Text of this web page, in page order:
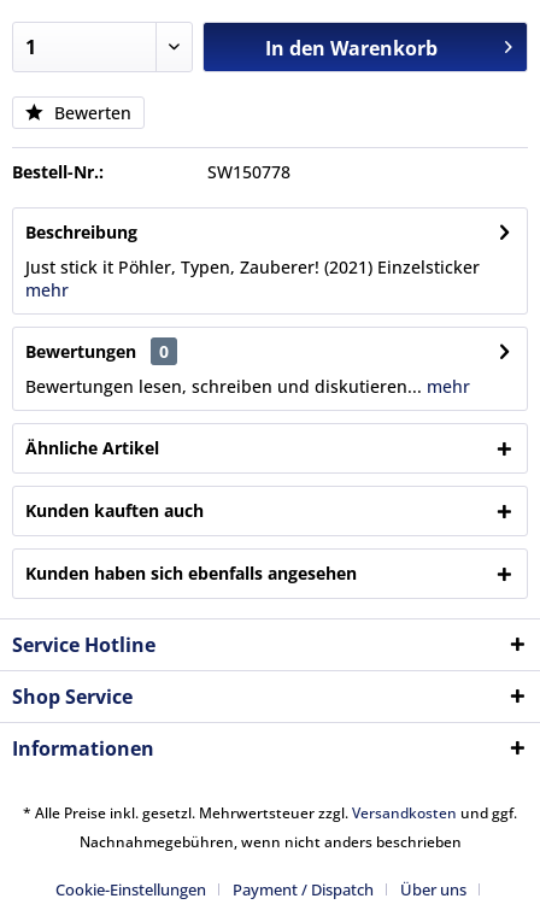
In den Warenkorb
Bewerten
Bestell-Nr.: SW150778
Beschreibung
Just stick it Pöhler, Typen, Zauberer! (2021) Einzelsticker
mehr
Bewertungen
0
Bewertungen lesen, schreiben und diskutieren... mehr
Ähnliche Artikel
Kunden kauften auch
Kunden haben sich ebenfalls angesehen
Service Hotline
Shop Service
Informationen
* Alle Preise inkl. gesetzl. Mehrwertsteuer zzgl.Versandkosten und ggf.
Nachnahmegebühren, wenn nicht anders beschrieben
Cookie-Einstellungen Payment / Dispatch
Über uns